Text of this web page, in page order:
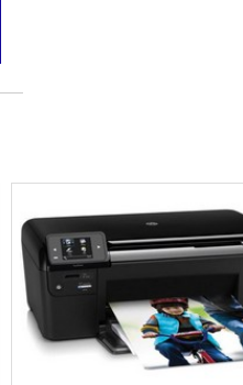
IMPRESSORA EPSON
IMPRESSORA QUE IMPRIME
IMPRESSORA QUE IMPRIME
IMPRESSORAS
IMPRESSORAS PARA
IMPRESSORA PARA TIRAR
IMPRESSORA